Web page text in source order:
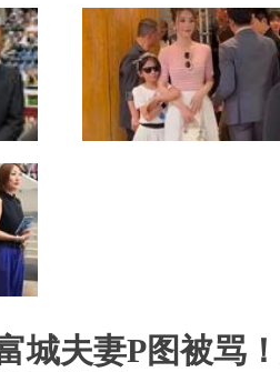
城夫妻P图被骂